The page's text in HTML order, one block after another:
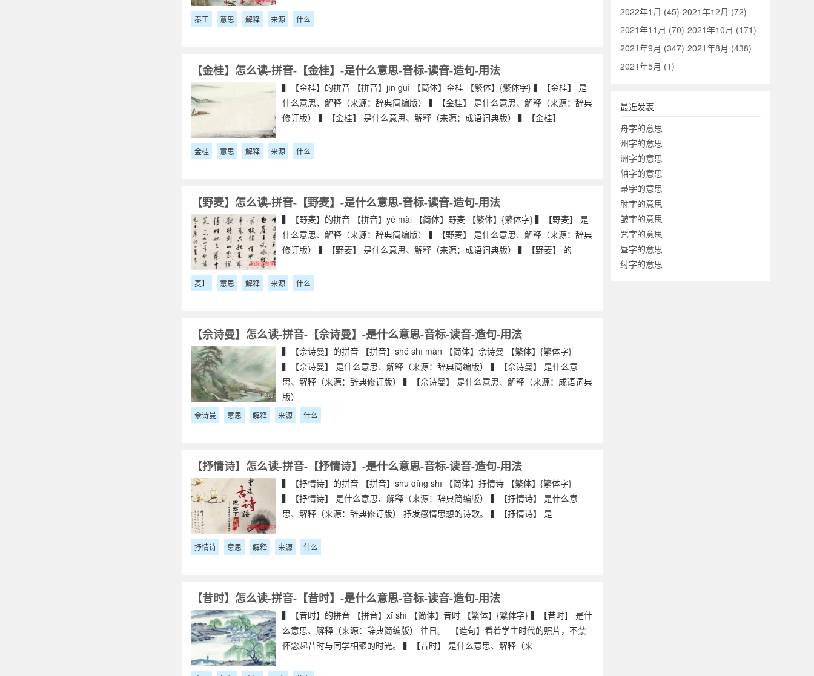
秦王 意思 解释 来源 什么
【金桂】怎么读-拼音-【金桂】-是什么意思-音标-读音-造句-用法
▍【金桂】的拼音 【拼音】jīn guì 【简体】金桂 【繁体】{繁体字} ▍【金桂】 是
什么意思、解释（来源：辞典简编版） ▍【金桂】 是什么意思、解释（来源：辞典
修订版） ▍【金桂】 是什么意思、解释（来源：成语词典版） ▍【金桂】
金桂 意思 解释 来源 什么
【野麦】怎么读-拼音-【野麦】-是什么意思-音标-读音-造句-用法
▍【野麦】的拼音 【拼音】yě mài 【简体】野麦 【繁体】{繁体字} ▍【野麦】 是
什么意思、解释（来源：辞典简编版） ▍【野麦】 是什么意思、解释（来源：辞典
修订版） ▍【野麦】 是什么意思、解释（来源：成语词典版） ▍【野麦】 的
麦】 意思 解释 来源 什么
【佘诗曼】怎么读-拼音-【佘诗曼】-是什么意思-音标-读音-造句-用法
▍【佘诗曼】的拼音 【拼音】shé shī màn 【简体】佘诗曼 【繁体】{繁体字}
▍【佘诗曼】 是什么意思、解释（来源：辞典简编版） ▍【佘诗曼】 是什么意
思、解释（来源：辞典修订版） ▍【佘诗曼】 是什么意思、解释（来源：成语词典
版）
佘诗曼 意思 解释 来源 什么
【抒情诗】怎么读-拼音-【抒情诗】-是什么意思-音标-读音-造句-用法
▍【抒情诗】的拼音 【拼音】shū qíng shī 【简体】抒情诗 【繁体】{繁体字}
▍【抒情诗】 是什么意思、解释（来源：辞典简编版） ▍【抒情诗】 是什么意
思、解释（来源：辞典修订版） 抒发感情思想的诗歌。 ▍【抒情诗】 是
抒情诗 意思 解释 来源 什么
【昔时】怎么读-拼音-【昔时】-是什么意思-音标-读音-造句-用法
▍【昔时】的拼音 【拼音】xī shí 【简体】昔时 【繁体】{繁体字} ▍【昔时】 是什
么意思、解释（来源：辞典简编版） 往日。 【造句】看着学生时代的照片，不禁
怀念起昔时与同学相聚的时光。 ▍【昔时】 是什么意思、解释（来
2022年1月 (45) 2021年12月 (72)
2021年11月 (70) 2021年10月 (171)
2021年9月 (347) 2021年8月 (438)
2021年5月 (1)
最近发表
舟字的意思
州字的意思
洲字的意思
轴字的意思
帚字的意思
肘字的意思
皱字的意思
咒字的意思
昼字的意思
纣字的意思